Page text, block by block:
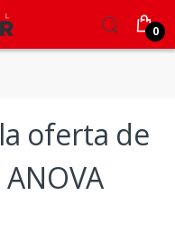
0
oferta de